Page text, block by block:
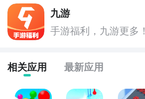
和提问题，我们会第一时间为您解答。
九游
手游福利，九游更多！
相关应用 最新应用